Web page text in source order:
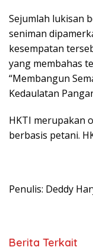
Sejumlah lukisan
seniman
kesempatan
yang membahas
“Membangun
Kedaulatan
HKTI merupakan
berbasis petani.
Penulis: Deddy
Berita Terkait